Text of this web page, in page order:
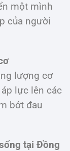
một mình
của người
lượng cơ
lực lên các
bớt đau
tại Đồng